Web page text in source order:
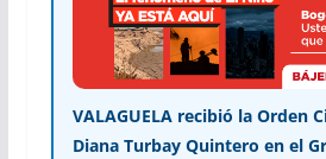
VALAGUELA recibió la Orden
Diana Turbay Quintero en el